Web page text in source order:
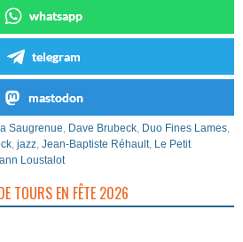
whatsapp
telegram
mastodon
Saugrenue, Dave Brubeck, Duo Fines Lames,
, jazz, Jean-Baptiste Réhault, Le Petit
Loustalot
TOURS EN FÊTE 2026